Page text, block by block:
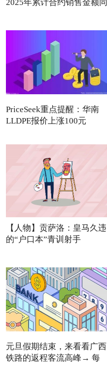
2025年累计合约销售金额同
PriceSeek重点提醒：华南
LLDPE报价上涨100元
【人物】贡萨洛：皇马久违
的“户口本”青训射手
元旦假期结束，来看看广西
铁路的返程客流高峰→ 每